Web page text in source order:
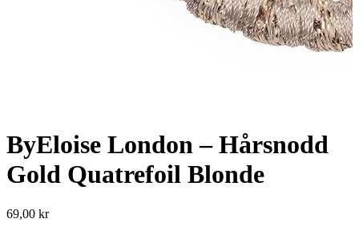
ByEloise London – Hårsnodd
Gold Quatrefoil Blonde
69,00 kr